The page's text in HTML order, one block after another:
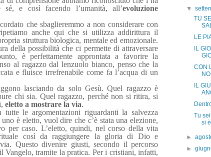
sé, e così facendo l’umanità, all’evoluzione
che sbaglieremmo a non considerare con
anche qui che si utilizza addirittura il
struttura biologica, mentale ed emozionale.
della possibilità che ci permette di attraversare
è perfettamente approntata a favorire la
al ragazzo dal lenzuolo bianco, penso che la
e fluisce irrefrenabile come fa l’acqua di un
lasciando da solo Gesù. Quel ragazzo è
chi sia. Quel ragazzo, perché non si ritira, si
eletto a mostrare la via.
le argomentazioni riguardanti la salvezza
è eletto, vuol dire che c’è stata una elezione,
per caso. L’eletto, quindi, nel corso della vita
così da raggiungere la gloria di Dio e
Questo divenire giusti, secondo il percorso
Vangelo, tramite la pratica. Per i cristiani, infatti,
▼
TU
LE
IL
CON
IL
Tu
si
►
►